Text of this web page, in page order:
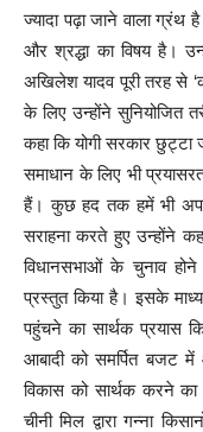
ज्यादा पढ़ा जाने वाला
और श्रद्धा का विषय है।
अखिलेश यादव पूरी तरह से
के लिए उन्होंने सुनियोजित
कहा कि योगी सरकार छुट्टा
समाधान के लिए भी
हैं। कुछ हद तक हमें भी अपनी
सराहना करते हुए उन्होंने
विधानसभाओं के चुनाव
प्रस्तुत किया है। इसके
पहुंचने का सार्थक प्रयास
आबादी को समर्पित बजट में
विकास को सार्थक करने
चीनी मिल द्वारा गन्ना